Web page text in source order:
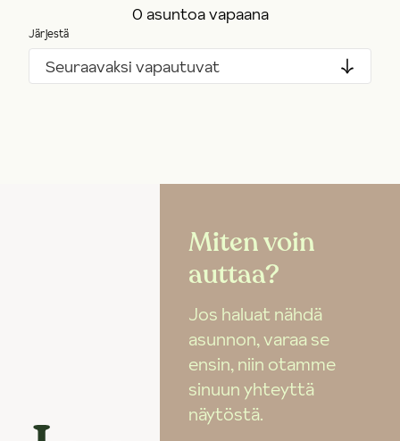
0 asuntoa vapaana
Järjestä
Seuraavaksi vapautuvat
Miten voin
auttaa?
Jos haluat nähdä
asunnon, varaa se
ensin, niin otamme
sinuun yhteyttä
näytöstä.